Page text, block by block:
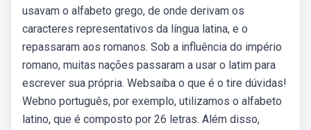
usavam o alfabeto grego, de onde derivam os
caracteres representativos da língua latina, e o
repassaram aos romanos. Sob a influência do império
romano, muitas nações passaram a usar o latim para
escrever sua própria. Websaiba o que é o tire dúvidas!
Webno português, por exemplo, utilizamos o alfabeto
latino, que é composto por 26 letras. Além disso,